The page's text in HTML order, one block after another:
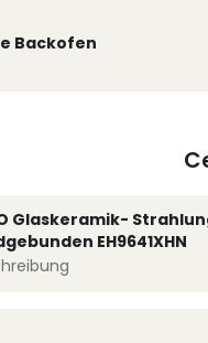
Backofen
Glaskeramik-
EH9641XHN